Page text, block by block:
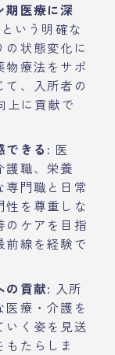
期医療に深
いう明確な
の状態変化に
物療法をサポ
て、入所者の
上に貢献で
できる: 医
護職、栄養
専門職と日常
性を尊重しな
のケアを目指
前線を経験で
の貢献: 入所
医療・介護を
いく姿を見送
たらしま